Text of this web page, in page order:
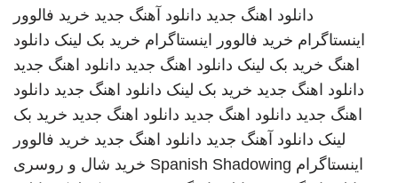
دانلود اهنگ جدید دانلود آهنگ جدید خرید فالوور
اینستاگرام خرید فالوور اینستاگرام خرید بک لینک دانلود
اهنگ خرید بک لینک دانلود اهنگ جدید دانلود اهنگ جدید
دانلود اهنگ جدید خرید بک لینک دانلود اهنگ جدید دانلود
اهنگ جدید دانلود اهنگ جدید دانلود اهنگ جدید خرید بک
لینک دانلود آهنگ جدید دانلود اهنگ جدید خرید فالوور
اینستاگرام Spanish Shadowing خرید شال و روسری